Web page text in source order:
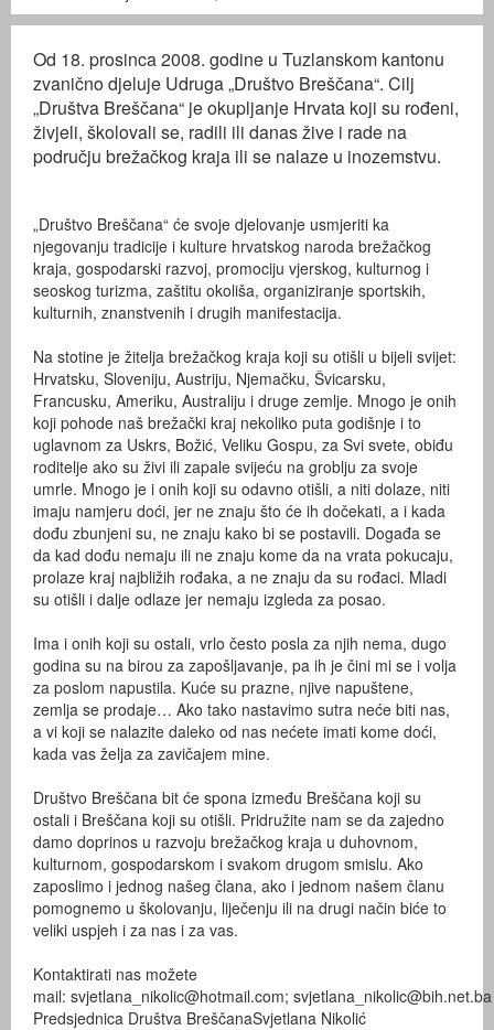
Od 18. prosinca 2008. godine u Tuzlanskom kantonu
zvanično djeluje Udruga „Društvo Breščana“. Cilj
„Društva Breščana“ je okupljanje Hrvata koji su rođeni,
živjeli, školovali se, radili ili danas žive i rade na
području brežačkog kraja ili se nalaze u inozemstvu.
„Društvo Breščana“ će svoje djelovanje usmjeriti ka
njegovanju tradicije i kulture hrvatskog naroda brežačkog
kraja, gospodarski razvoj, promociju vjerskog, kulturnog i
seoskog turizma, zaštitu okoliša, organiziranje sportskih,
kulturnih, znanstvenih i drugih manifestacija.
Na stotine je žitelja brežačkog kraja koji su otišli u bijeli svijet:
Hrvatsku, Sloveniju, Austriju, Njemačku, Švicarsku,
Francusku, Ameriku, Australiju i druge zemlje. Mnogo je onih
koji pohode naš brežački kraj nekoliko puta godišnje i to
uglavnom za Uskrs, Božić, Veliku Gospu, za Svi svete, obiđu
roditelje ako su živi ili zapale svijeću na groblju za svoje
umrle. Mnogo je i onih koji su odavno otišli, a niti dolaze, niti
imaju namjeru doći, jer ne znaju što će ih dočekati, a i kada
dođu zbunjeni su, ne znaju kako bi se postavili. Događa se
da kad dođu nemaju ili ne znaju kome da na vrata pokucaju,
prolaze kraj najbližih rođaka, a ne znaju da su rođaci. Mladi
su otišli i dalje odlaze jer nemaju izgleda za posao.
Ima i onih koji su ostali, vrlo često posla za njih nema, dugo
godina su na birou za zapošljavanje, pa ih je čini mi se i volja
za poslom napustila. Kuće su prazne, njive napuštene,
zemlja se prodaje… Ako tako nastavimo sutra neće biti nas,
a vi koji se nalazite daleko od nas nećete imati kome doći,
kada vas želja za zavičajem mine.
Društvo Breščana bit će spona između Breščana koji su
ostali i Breščana koji su otišli. Pridružite nam se da zajedno
damo doprinos u razvoju brežačkog kraja u duhovnom,
kulturnom, gospodarskom i svakom drugom smislu. Ako
zaposlimo i jednog našeg člana, ako i jednom našem članu
pomognemo u školovanju, liječenju ili na drugi način biće to
veliki uspjeh i za nas i za vas.
Kontaktirati nas možete
mail: svjetlana_nikolic@hotmail.com; svjetlana_nikolic@bih.net.ba
Predsjednica Društva BreščanaSvjetlana Nikolić